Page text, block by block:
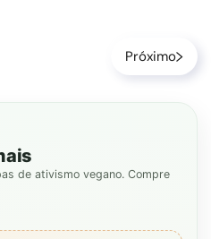
Próximo
de ativismo vegano. Compre